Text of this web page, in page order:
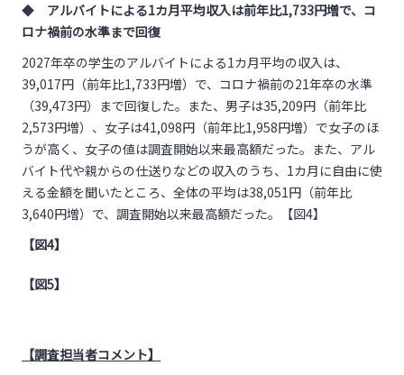
◆ アルバイトによる1カ月平均収入は前年比1,733円増で、コ
ロナ禍前の水準まで回復
2027年卒の学生のアルバイトによる1カ月平均の収入は、
39,017円（前年比1,733円増）で、コロナ禍前の21年卒の水準
（39,473円）まで回復した。また、男子は35,209円（前年比
2,573円増）、女子は41,098円（前年比1,958円増）で女子のほ
うが高く、女子の値は調査開始以来最高額だった。また、アル
バイト代や親からの仕送りなどの収入のうち、 1カ月に自由に使
える金額を聞いたところ、全体の平均は38,051円（前年比
3,640円増）で、調査開始以来最高額だった。【図4】
【図4】
【図5】
【調査担当者コメント】